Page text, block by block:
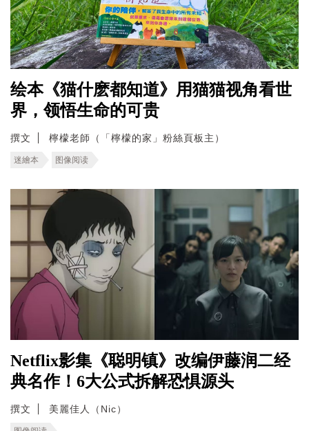
绘本《猫什麽都知道》用猫猫视角看世
界，领悟生命的可贵
撰文 檸檬老師（「檸檬的家」粉絲頁板主）
迷繪本 图像阅读
Netflix影集《聪明镇》改编伊藤润二经
典名作！6大公式拆解恐惧源头
撰文 美麗佳人（Nic）